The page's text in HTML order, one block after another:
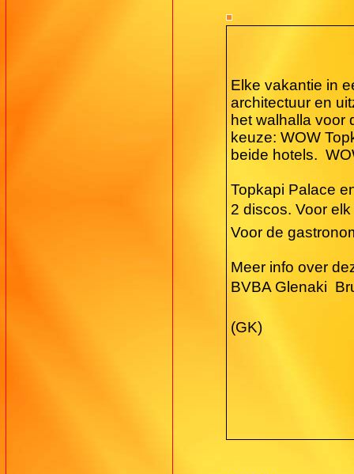
Elke vakantie in
architectuur en
het walhalla voor
keuze: WOW
beide hotels.
Topkapi Palace
2 discos. Voor
Voor de
Meer info over
BVBA Glenaki 
(GK)